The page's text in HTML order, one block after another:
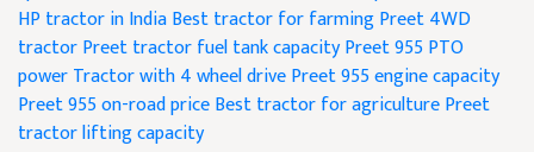
HP tractor in IndiaBest tractor for farmingPreet 4WD
tractorPreet tractor fuel tank capacityPreet 955 PTO
powerTractor with 4 wheel drivePreet 955 engine capacity
Preet 955 on-road priceBest tractor for agriculturePreet
tractor lifting capacity